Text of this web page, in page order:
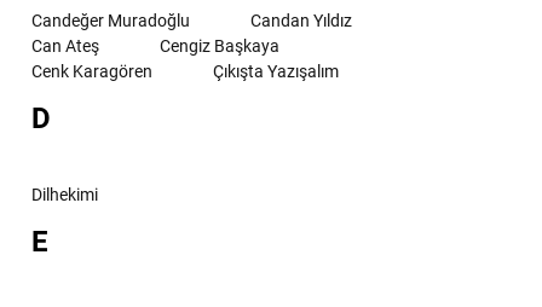
Candeğer Muradoğlu
Candan Yıldız
Can Ateş
Cengiz Başkaya
Cenk Karagören
Çıkışta Yazışalım
D
Dilhekimi
E